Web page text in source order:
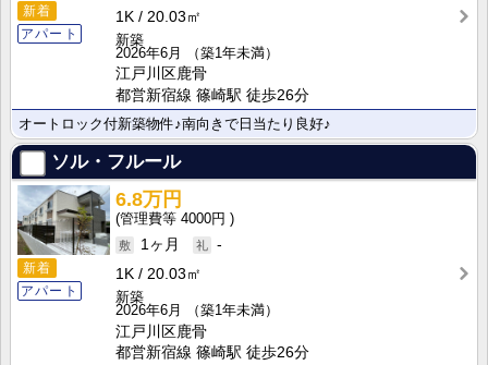
新着
アパート
1K
20.03㎡
新築
2026年6月
（築1年未満）
江戸川区鹿骨
都営新宿線 篠崎駅 徒歩26分
オートロック付新築物件♪南向きで日当たり良好♪
ソル・フルール
新着
アパート
6.8万円
4000円
1ヶ月
-
1K
20.03㎡
新築
2026年6月
（築1年未満）
江戸川区鹿骨
都営新宿線 篠崎駅 徒歩26分